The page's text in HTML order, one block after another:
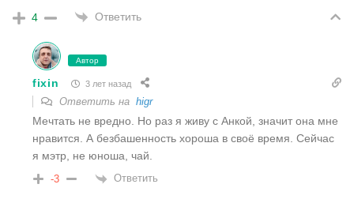
4 Ответить
Автор
fixin 3 лет назад
Ответить на higr
Мечтать не вредно. Но раз я живу с Анкой, значит она мне
нравится. А безбашенность хороша в своё время. Сейчас
я мэтр, не юноша, чай.
-3 Ответить